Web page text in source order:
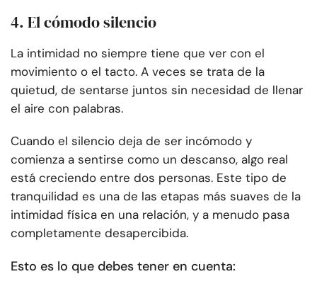
4. El cómodo silencio
La intimidad no siempre tiene que ver con el
movimiento o el tacto. A veces se trata de la
quietud, de sentarse juntos sin necesidad de llenar
el aire con palabras.
Cuando el silencio deja de ser incómodo y
comienza a sentirse como un descanso, algo real
está creciendo entre dos personas. Este tipo de
tranquilidad es una de las etapas más suaves de la
intimidad física en una relación, y a menudo pasa
completamente desapercibida.
Esto es lo que debes tener en cuenta: